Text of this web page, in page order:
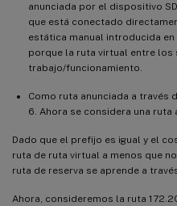
anunciada por el dispositivo
que está conectado
estática manual introducida
porque la ruta virtual entre los
trabajo/funcionamiento.
Como ruta anunciada a través
6. Ahora se considera una ruta
Dado que el prefijo es igual y el
ruta de ruta virtual a menos que
ruta de reserva se aprende a
Ahora, consideremos la ruta